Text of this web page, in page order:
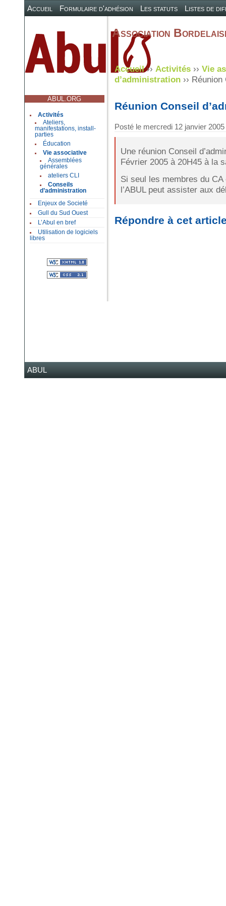
Accueil Formulaire d'adhésion Les statuts Listes de
ABUL.ORG
Activités
Ateliers,
manifestations, install-
parties
Éducation
Vie associative
Assemblées
générales
ateliers CLI
Conseils
d’administration
Enjeux de Societé
Gull du Sud Ouest
L’Abul en bref
Utilisation de logiciels
libres
Association
Accueil›› Activités›› Vie
d’administration›› Réunion
Réunion Conseil
Posté le mercredi 12 janvier 2005
Une réunion Conseil
Février 2005 à 20H45 à la
Si seul les membres du
l’ABUL peut assister aux
Répondre à cet
ABUL